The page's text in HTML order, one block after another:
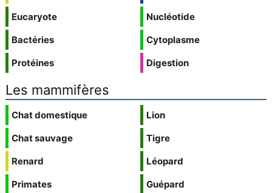
Eucaryote
Bactéries
Protéines
Nucléotide
Cytoplasme
Digestion
Les mammifères
Chat domestique
Chat sauvage
Renard
Primates
Lion
Tigre
Léopard
Guépard